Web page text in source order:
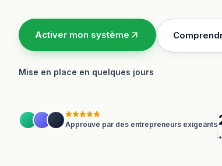
Activer mon système
Mise en place en quelques jours
Approuvé par des entrepreneurs exigeants